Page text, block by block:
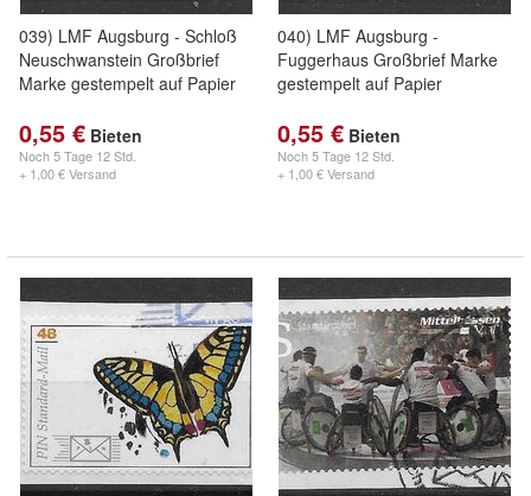
039) LMF Augsburg - Schloß
Neuschwanstein Großbrief
Marke gestempelt auf Papier
0,55 € Bieten
Noch5 Tage 12 Std.
+ 1,00 € Versand
040) LMF Augsburg -
Fuggerhaus Großbrief Marke
gestempelt auf Papier
0,55 € Bieten
Noch5 Tage 12 Std.
+ 1,00 € Versand